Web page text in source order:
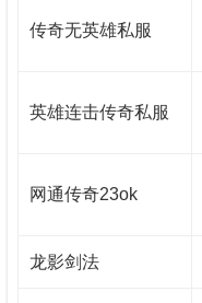
传奇无英雄私服
英雄连击传奇私服
网通传奇23ok
龙影剑法